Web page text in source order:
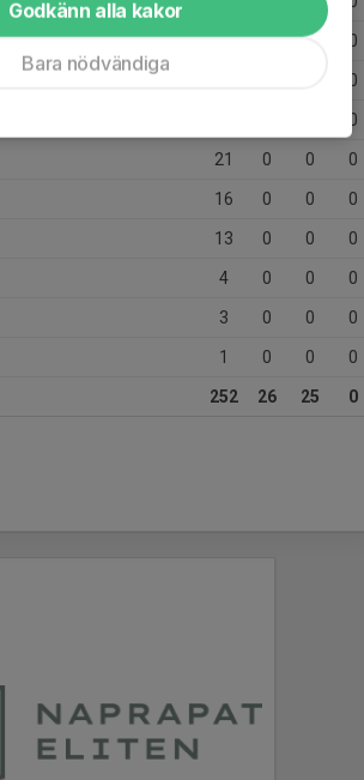
43 6 14 0
0
0
21 0 0 0
16 0 0 0
13 0 0 0
4 0 0 0
3 0 0 0
1 0 0 0
252 26 25 0
Godkänn alla kakor
Bara nödvändiga